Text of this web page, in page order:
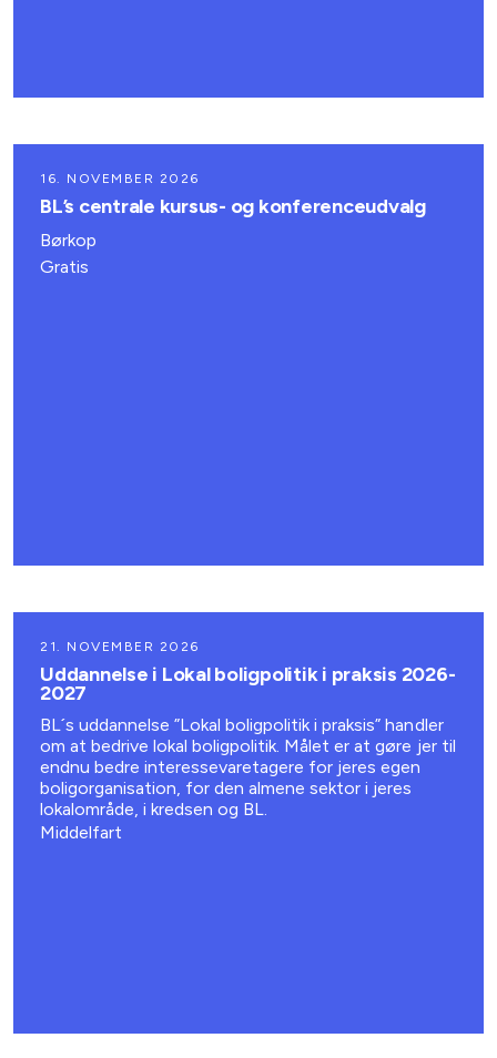
16. NOVEMBER 2026
BL’s centrale kursus- og konferenceudvalg
Børkop
Gratis
21. NOVEMBER 2026
Uddannelse i Lokal boligpolitik i praksis 2026-
2027
BL´s uddannelse ”Lokal boligpolitik i praksis” handler
om at bedrive lokal boligpolitik. Målet er at gøre jer til
endnu bedre interessevaretagere for jeres egen
boligorganisation, for den almene sektor i jeres
lokalområde, i kredsen og BL.
Middelfart